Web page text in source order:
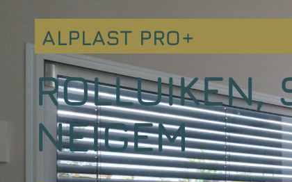
ALPLAST PRO+
ROLLUIKEN,
NEIGEM